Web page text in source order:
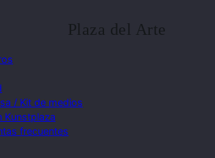
Plaza del Arte
/ Kit de medios
Kunstplaza
frecuentes